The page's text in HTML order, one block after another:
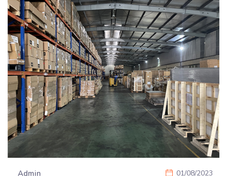
Admin 01/08/2023